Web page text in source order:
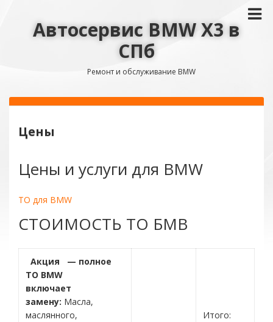
Автосервис BMW X3 в
СПб
Ремонт и обслуживание BMW
Цены
Цены и услуги для BMW
ТО для BMW
СТОИМОСТЬ ТО БМВ
Акция — полное
ТО BMW
включает
замену: Масла,
маслянного,
Итого: